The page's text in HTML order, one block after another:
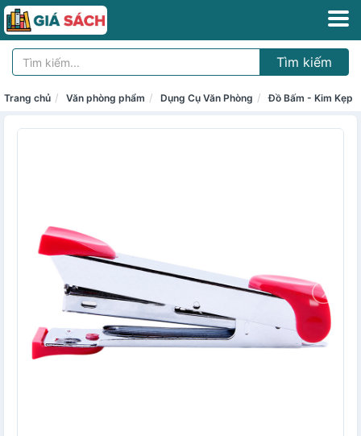
Tìm kiếm
Trang chủ Văn phòng phẩm Dụng Cụ Văn Phòng Đồ Bấm - Kim Kẹp